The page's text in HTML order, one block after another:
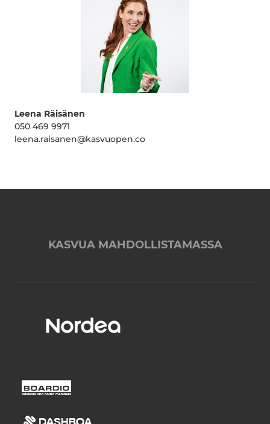
Leena Räisänen
050 469 9971
leena.raisanen@kasvuopen.co
KASVUA MAHDOLLISTAMASSA